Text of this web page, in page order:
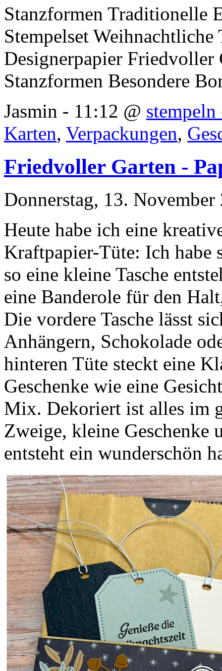
Stanzformen Traditionelle
Stempelset
Designerpapier Friedvoller
Stanzformen Besondere
Jasmin - 11:12 @
Karten, Verpackungen,
Friedvoller Garten -
Donnerstag, 13. November
Heute habe ich eine
Kraftpapier-Tüte: Ich habe
so eine kleine Tasche
eine Banderole für den
Die vordere Tasche lässt
Anhängern, Schokolade
hinteren Tüte steckt eine
Geschenke wie eine
Mix. Dekoriert ist alles im
Zweige, kleine Geschenke
entsteht ein wunderschön